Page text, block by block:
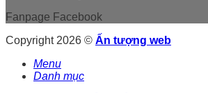
Fanpage Facebook
Copyright 2026 © Ấn tượng web
Menu
Danh mục